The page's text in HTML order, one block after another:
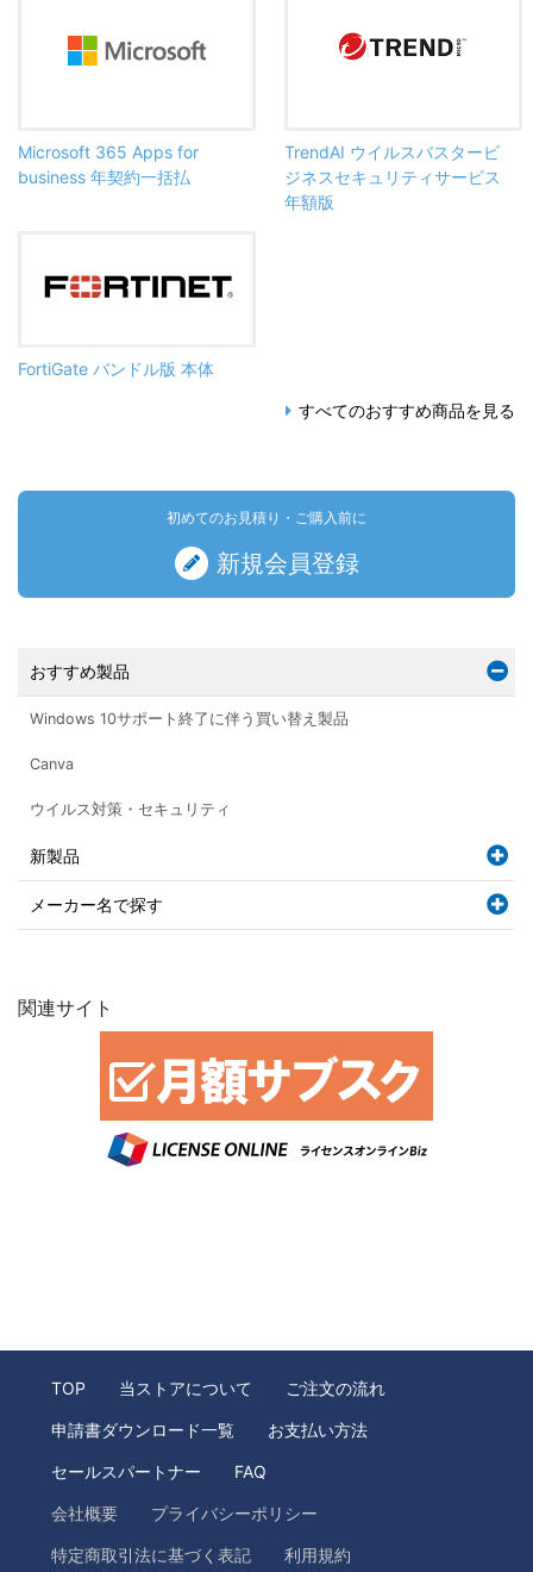
Microsoft 365 Apps for
business 年契約一括払
TrendAI ウイルスバスタービ
ジネスセキュリティサービス
年額版
FortiGate バンドル版 本体
すべてのおすすめ商品を見る
初めてのお見積り・ご購入前に
新規会員登録
おすすめ製品
Windows 10サポート終了に伴う買い替え製品
Canva
ウイルス対策・セキュリティ
新製品
メーカー名で探す
関連サイト
TOP 当ストアについて ご注文の流れ
申請書ダウンロード一覧 お支払い方法
セールスパートナー FAQ
会社概要 プライバシーポリシー
特定商取引法に基づく表記 利用規約